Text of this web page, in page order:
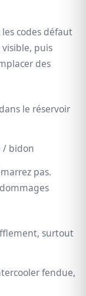
les codes défaut
puis
des
le réservoir
/ bidon
pas.
surtout
fendue,